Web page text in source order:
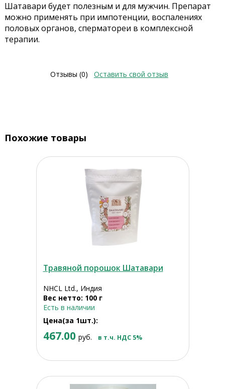
Шатавари будет полезным и для мужчин. Препарат
можно применять при импотенции, воспалениях
половых органов, сперматореи в комплексной
терапии.
Отзывы (0) Оставить свой отзыв
Похожие товары
Травяной порошок Шатавари
NHCL Ltd., Индия
Вес нетто: 100 г
Есть в наличии
Цена(за 1шт.):
467.00 руб. в т.ч. НДС 5%